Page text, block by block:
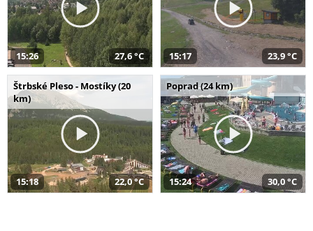
15:26 27,6 °C 15:17 23,9 °C
Štrbské Pleso - Mostíky (20
km)
15:18 22,0 °C
Poprad (24 km)
15:24 30,0 °C